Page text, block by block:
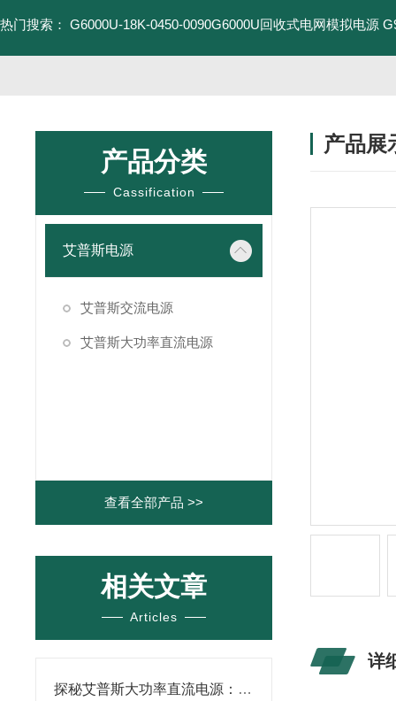
热门搜索： G6000U-18K-0450-0090G6000U回收式电网模拟电源
产品分类
Cassification
艾普斯电源
艾普斯交流电源
艾普斯大功率直流电源
查看全部产品 >>
相关文章
Articles
探秘艾普斯大功率直流电源：高效能源转换的奥秘
产品展
详